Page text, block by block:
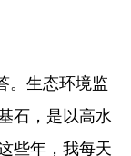
。生态环境监
石，是以高水
些年，我每天